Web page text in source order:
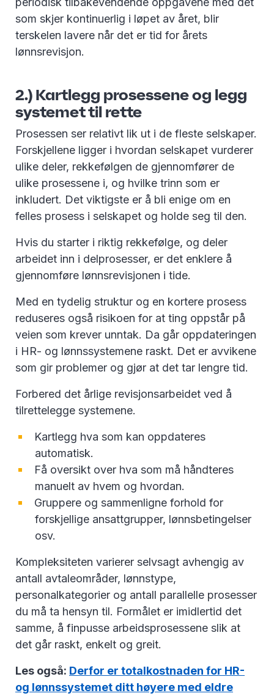
som skjer kontinuerlig i løpet av året, blir
terskelen lavere når det er tid for årets
lønnsrevisjon.
2.) Kartlegg prosessene og legg
systemet til rette
Prosessen ser relativt lik ut i de fleste selskaper.
Forskjellene ligger i hvordan selskapet vurderer
ulike deler, rekkefølgen de gjennomfører de
ulike prosessene i, og hvilke trinn som er
inkludert. Det viktigste er å bli enige om en
felles prosess i selskapet og holde seg til den.
Hvis du starter i riktig rekkefølge, og deler
arbeidet inn i delprosesser, er det enklere å
gjennomføre lønnsrevisjonen i tide.
Med en tydelig struktur og en kortere prosess
reduseres også risikoen for at ting oppstår på
veien som krever unntak. Da går oppdateringen
i HR- og lønnssystemene raskt. Det er avvikene
som gir problemer og gjør at det tar lengre tid.
Forbered det årlige revisjonsarbeidet ved å
tilrettelegge systemene.
Kartlegg hva som kan oppdateres
automatisk.
Få oversikt over hva som må håndteres
manuelt av hvem og hvordan.
Gruppere og sammenligne forhold for
forskjellige ansattgrupper, lønnsbetingelser
osv.
Kompleksiteten varierer selvsagt avhengig av
antall avtaleområder, lønnstype,
personalkategorier og antall parallelle prosesser
du må ta hensyn til. Formålet er imidlertid det
samme, å finpusse arbeidsprosessene slik at
det går raskt, enkelt og greit.
Les også: Derfor er totalkostnaden for HR-
og lønnssystemet ditt høyere med eldre